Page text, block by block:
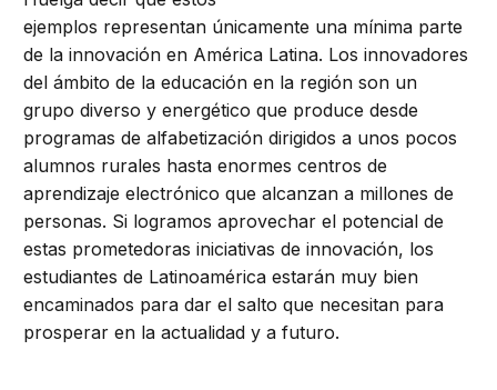
ejemplos representan únicamente una mínima parte
de la innovación en América Latina. Los innovadores
del ámbito de la educación en la región son un
grupo diverso y energético que produce desde
programas de alfabetización dirigidos a unos pocos
alumnos rurales hasta enormes centros de
aprendizaje electrónico que alcanzan a millones de
personas. Si logramos aprovechar el potencial de
estas prometedoras iniciativas de innovación, los
estudiantes de Latinoamérica estarán muy bien
encaminados para dar el salto que necesitan para
prosperar en la actualidad y a futuro.